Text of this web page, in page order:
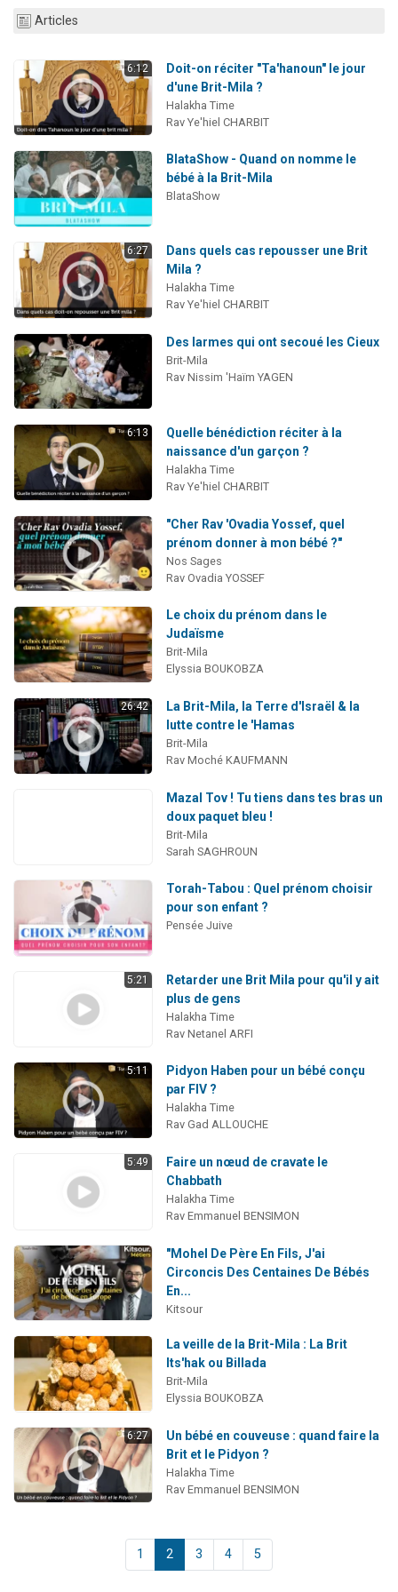
Il reste 49 places pour étudier en groupe sur Zoom
12 nouvelles musiques dans Torah-Box Music
Articles
6:12
Doit-on réciter "Ta'hanoun" le jour
d'une Brit-Mila ?
Halakha Time
Rav Ye'hiel CHARBIT
BlataShow - Quand on nomme le
bébé à la Brit-Mila
BlataShow
6:27
Dans quels cas repousser une Brit
Mila ?
Halakha Time
Rav Ye'hiel CHARBIT
Des larmes qui ont secoué les Cieux
Brit-Mila
Rav Nissim 'Haïm YAGEN
6:13
Quelle bénédiction réciter à la
naissance d'un garçon ?
Halakha Time
Rav Ye'hiel CHARBIT
"Cher Rav 'Ovadia Yossef, quel
prénom donner à mon bébé ?"
Nos Sages
Rav Ovadia YOSSEF
Le choix du prénom dans le
Judaïsme
Brit-Mila
Elyssia BOUKOBZA
26:42
La Brit-Mila, la Terre d'Israël & la
lutte contre le 'Hamas
Brit-Mila
Rav Moché KAUFMANN
Mazal Tov ! Tu tiens dans tes bras un
doux paquet bleu !
Brit-Mila
Sarah SAGHROUN
Torah-Tabou : Quel prénom choisir
pour son enfant ?
Pensée Juive
5:21
Retarder une Brit Mila pour qu'il y ait
plus de gens
Halakha Time
Rav Netanel ARFI
5:11
Pidyon Haben pour un bébé conçu
par FIV ?
Halakha Time
Rav Gad ALLOUCHE
5:49
Faire un nœud de cravate le
Chabbath
Halakha Time
Rav Emmanuel BENSIMON
"Mohel De Père En Fils, J'ai
Circoncis Des Centaines De Bébés
En...
Kitsour
La veille de la Brit-Mila : La Brit
Its'hak ou Billada
Brit-Mila
Elyssia BOUKOBZA
6:27
Un bébé en couveuse : quand faire la
Brit et le Pidyon ?
Halakha Time
Rav Emmanuel BENSIMON
1 2 3 4 5